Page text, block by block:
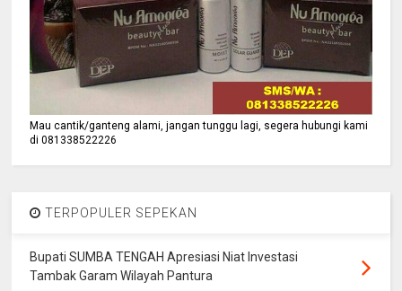
Mau cantik/ganteng alami, jangan tunggu lagi, segera hubungi kami
di 081338522226
TERPOPULER SEPEKAN
Bupati SUMBA TENGAH Apresiasi Niat Investasi
Tambak Garam Wilayah Pantura